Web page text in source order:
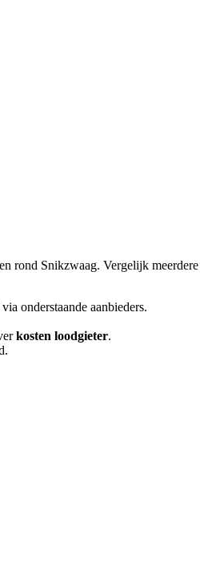
rond Snikzwaag. Vergelijk meerdere
via onderstaande aanbieders.
kosten loodgieter.